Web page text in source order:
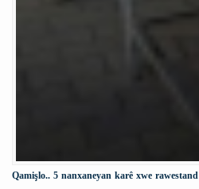
Qamişlo.. 5 nanxaneyan karê xwe rawestand